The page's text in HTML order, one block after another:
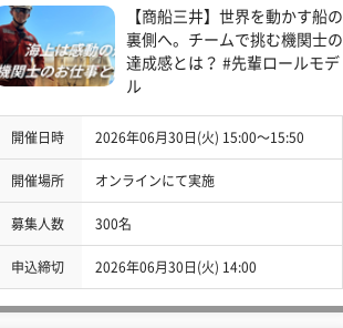
【商船三井】世界を動かす船の
裏側へ。チームで挑む機関士の
達成感とは？ #先輩ロールモデ
ル
開催日時 2026年06月30日(火) 15:00〜15:50
開催場所 オンラインにて実施
募集人数 300名
申込締切 2026年06月30日(火) 14:00